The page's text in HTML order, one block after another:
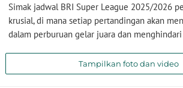
Simak jadwal BRI Super League 2025/2026
krusial, di mana setiap pertandingan akan
dalam perburuan gelar juara dan
Tampilkan foto dan video